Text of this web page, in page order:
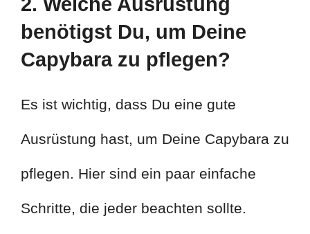
benötigst Du, um Deine
Capybara zu pflegen?
Es ist wichtig, dass Du eine gute
Ausrüstung hast, um Deine Capybara zu
pflegen. Hier sind ein paar einfache
Schritte, die jeder beachten sollte.